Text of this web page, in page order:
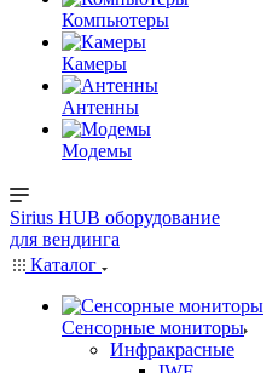
Компьютеры
Камеры
Антенны
Модемы
Sirius HUB оборудование
для вендинга
Каталог
Сенсорные мониторы
Инфракрасные